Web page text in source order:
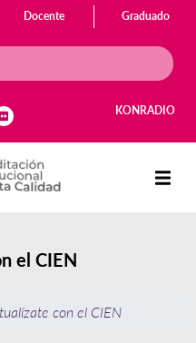
Docente Graduado
KONRADIO
el CIEN
con el CIEN